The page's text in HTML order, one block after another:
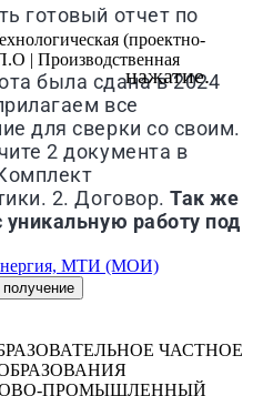
нажатие.
готовый отчет по
(проектно-
| Производственная
была сдана в 2024
все
для сверки со своим.
2 документа в
2. Договор.Так же
работу под
МТИ (МОИ)
ЧАСТНОЕ
ПРОМЫШЛЕННЫЙ